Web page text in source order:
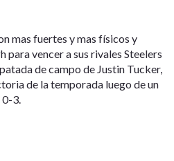
mas fuertes y mas físicos y
vencer a sus rivales Steelers
de campo de Justin Tucker,
de la temporada luego de un
3.